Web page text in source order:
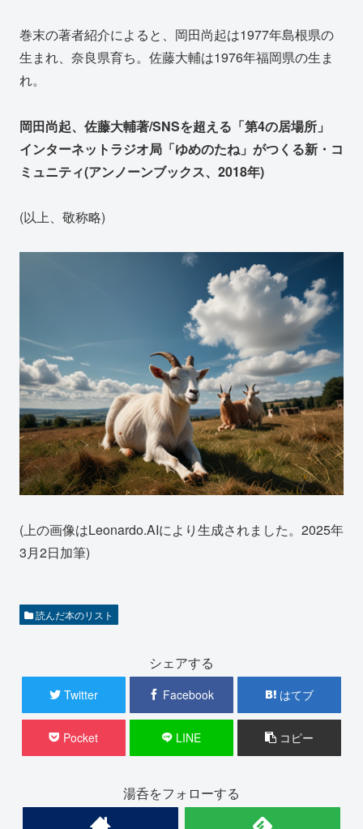
巻末の著者紹介によると、岡田尚起は1977年島根県の
生まれ、奈良県育ち。佐藤大輔は1976年福岡県の生ま
れ。
岡田尚起、佐藤大輔著/SNSを超える「第4の居場所」
インターネットラジオ局「ゆめのたね」がつくる新・コ
ミュニティ(アンノーンブックス、2018年)
(以上、敬称略)
(上の画像はLeonardo.AIにより生成されました。2025年
3月2日加筆)
読んだ本のリスト
シェアする
Twitter Facebook はてブ
Pocket LINE コピー
湯呑をフォローする